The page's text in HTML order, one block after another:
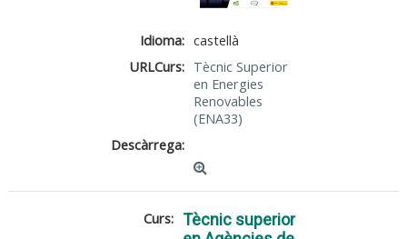
Idioma: castellà
URLCurs: Tècnic Superior
en Energies
Renovables
(ENA33)
Descàrrega:
Curs: Tècnic superior